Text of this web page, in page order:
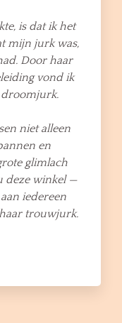
is dat ik het
mijn jurk was,
Door haar
vond ik
niet alleen
en
glimlach
deze winkel —
iedereen
trouwjurk.